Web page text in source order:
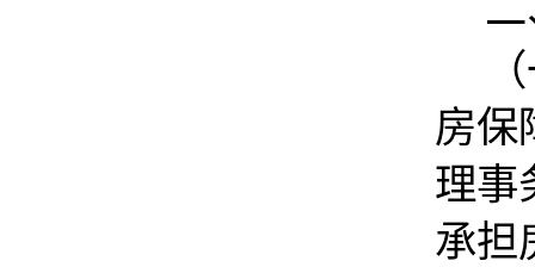
房保
理事
承担